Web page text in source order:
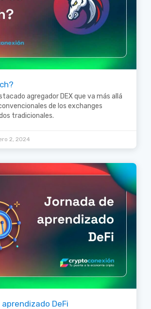
agregador DEX que va más allá
de los exchanges
tradicionales.
2, 2024
DeFi